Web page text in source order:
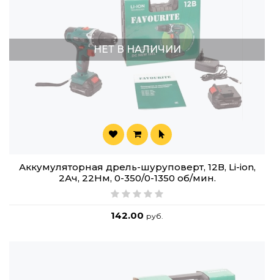
НЕТ В НАЛИЧИИ
Аккумуляторная дрель-шуруповерт, 12В, Li-ion,
2Ач, 22Нм, 0-350/0-1350 об/мин.
142.00 руб.